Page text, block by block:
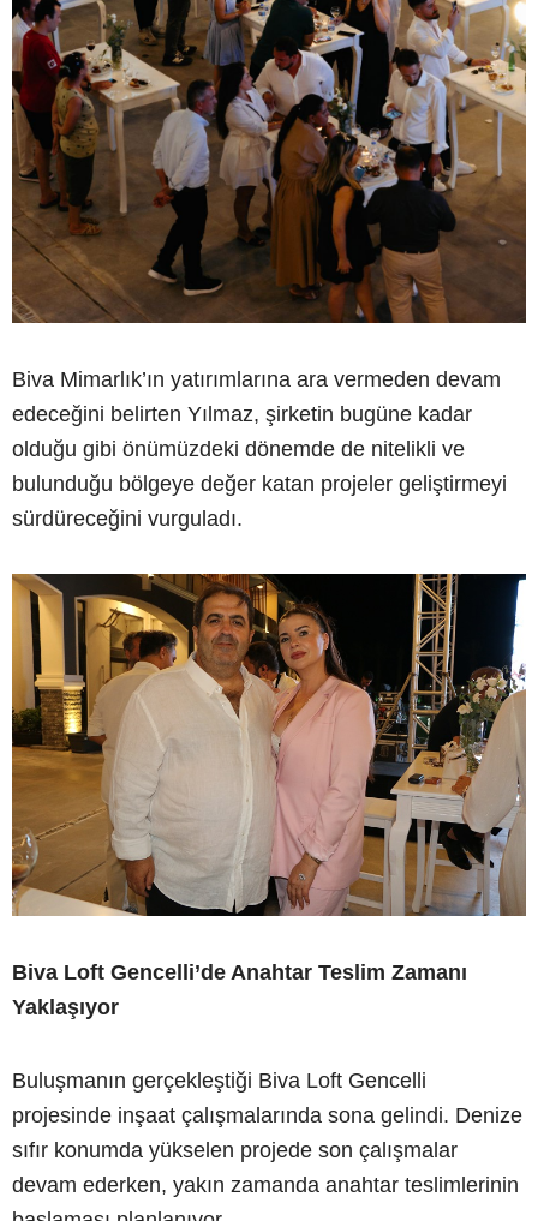
Biva Mimarlık’ın yatırımlarına ara vermeden devam
edeceğini belirten Yılmaz, şirketin bugüne kadar
olduğu gibi önümüzdeki dönemde de nitelikli ve
bulunduğu bölgeye değer katan projeler geliştirmeyi
sürdüreceğini vurguladı.
Biva Loft Gencelli’de Anahtar Teslim Zamanı
Yaklaşıyor
Buluşmanın gerçekleştiği Biva Loft Gencelli
projesinde inşaat çalışmalarında sona gelindi. Denize
sıfır konumda yükselen projede son çalışmalar
devam ederken, yakın zamanda anahtar teslimlerinin